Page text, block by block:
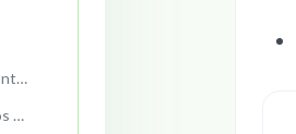
Checklist integrador: riesgos y control
Quiz: Checklist integrador: riesgos y control